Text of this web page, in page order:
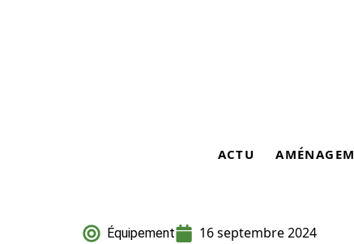
ACTU
Équipement 16 septembre 2024